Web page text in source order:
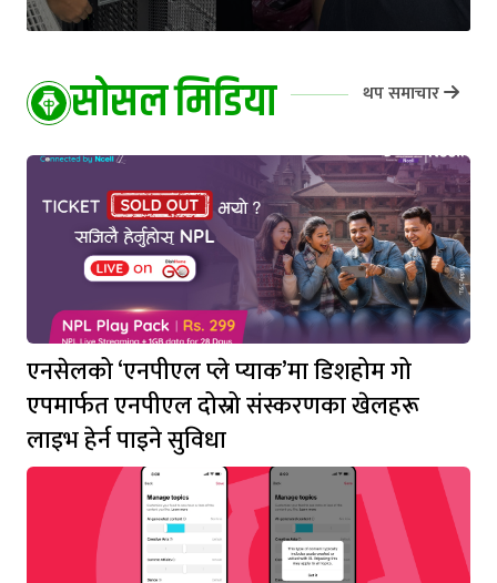
सोसल मिडिया थप समाचार
एनसेलको ‘एनपीएल प्ले प्याक’मा डिशहोम गो
एपमार्फत एनपीएल दोस्रो संस्करणका खेलहरू
लाइभ हेर्न पाइने सुविधा